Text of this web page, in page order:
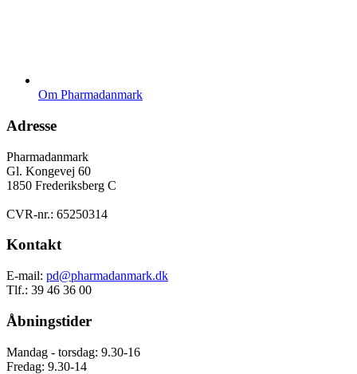
Om Pharmadanmark
Adresse
Pharmadanmark
Gl. Kongevej 60
1850 Frederiksberg C
CVR-nr.: 65250314
Kontakt
E-mail: pd@pharmadanmark.dk
Tlf.: 39 46 36 00
Åbningstider
Mandag - torsdag: 9.30-16
Fredag: 9.30-14